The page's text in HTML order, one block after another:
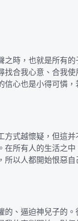
時，也就是所有
找合我心意、合我
心也是小得可憐
方式越懷疑，但這
在所有人的生活之
以人都開始恨惡
、逼迫神兒子的